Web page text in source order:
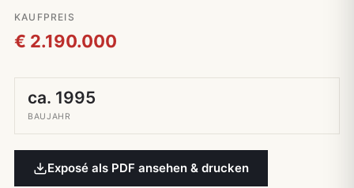
KAUFPREIS
€ 2.190.000
ca. 1995
BAUJAHR
Exposé als PDF ansehen & drucken